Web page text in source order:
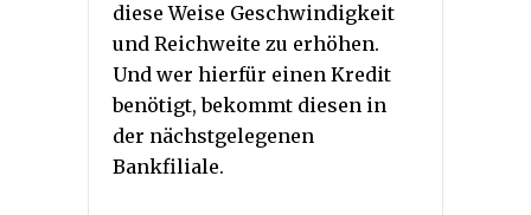
diese Weise Geschwindigkeit
und Reichweite zu erhöhen.
Und wer hierfür einen Kredit
benötigt, bekommt diesen in
der nächstgelegenen
Bankfiliale.